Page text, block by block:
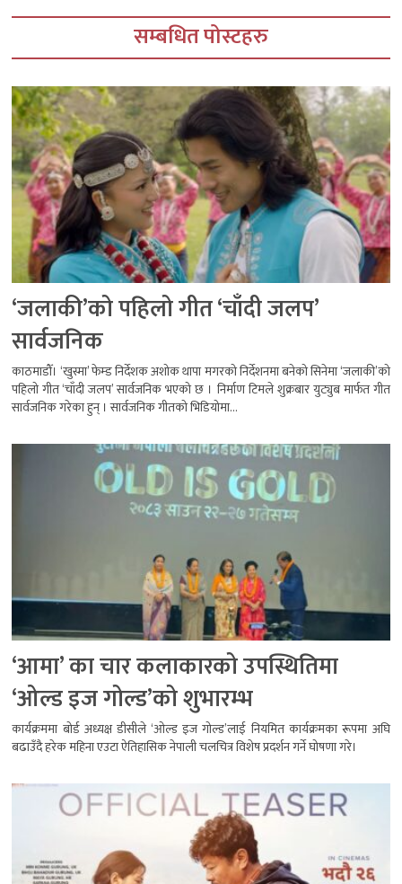
सम्बधित पोस्टहरु
‘जलाकी’को पहिलो गीत ‘चाँदी जलप’
सार्वजनिक
काठमाडौँ। ‘खुस्मा’ फेम्ड निर्देशक अशोक थापा मगरको निर्देशनमा बनेको सिनेमा ‘जलाकी’को
पहिलो गीत ‘चाँदी जलप’ सार्वजनिक भएको छ । निर्माण टिमले शुक्रबार युट्युब मार्फत गीत
सार्वजनिक गरेका हुन् । सार्वजनिक गीतको भिडियोमा...
‘आमा’ का चार कलाकारको उपस्थितिमा
‘ओल्ड इज गोल्ड’को शुभारम्भ
कार्यक्रममा बोर्ड अध्यक्ष डीसीले ‘ओल्ड इज गोल्ड’लाई नियमित कार्यक्रमका रूपमा अघि
बढाउँदै हरेक महिना एउटा ऐतिहासिक नेपाली चलचित्र विशेष प्रदर्शन गर्ने घोषणा गरे।